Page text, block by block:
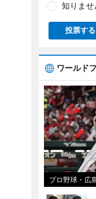
知りませ
投票する
ワールド
プロ野球・広